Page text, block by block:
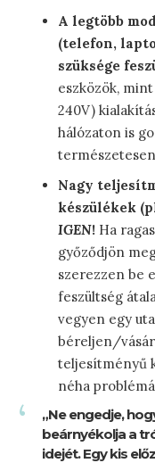
A legtöbb
(telefon,
szüksége
eszközök,
240V)
hálózaton is
Nagy
készülékek
IGEN! Ha
győződjön
szerezzen be
feszültség
vegyen egy
béreljen/
teljesítményű
néha
„Ne engedje,
beárnyékolja a
idejét. Egy kis